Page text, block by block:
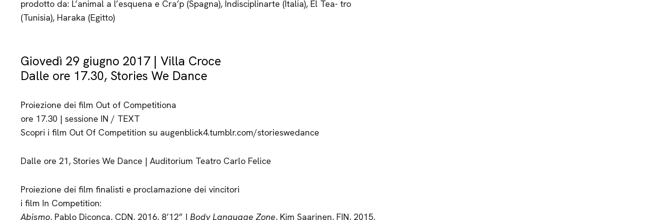
prodotto da: L’animal a l’esquena e Cra’p (Spagna), Indisciplinarte (Italia), El Tea- tro
(Tunisia), Haraka (Egitto)
Giovedì 29 giugno 2017 | Villa Croce
Dalle ore 17.30, Stories We Dance
Proiezione dei film Out of Competitiona
ore 17.30 | sessione IN / TEXT
Scopri i film Out Of Competition su augenblick4.tumblr.com/storieswedance
Dalle ore 21, Stories We Dance | Auditorium Teatro Carlo Felice
Proiezione dei film finalisti e proclamazione dei vincitori
i film In Competition:
Abismo, Pablo Diconca, CDN, 2016, 8’12” | Body Language Zone, Kim Saarinen, FIN, 2015,